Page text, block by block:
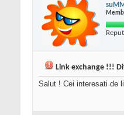
Link exchange !!!
Salut ! Cei interesati de